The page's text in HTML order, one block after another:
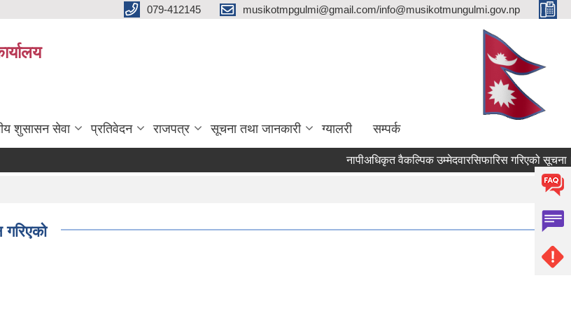
079-412145 musikotmpgulmi@gmail.com/info@musikotmungulmi.gov.np
शुसासन सेवा प्रतिवेदन राजपत्र सूचना तथा जानकारी ग्यालरी सम्पर्क
नापीअधिकृत वैकल्पिक उम्मेदवारसिफारिस गरिएको सूचना।